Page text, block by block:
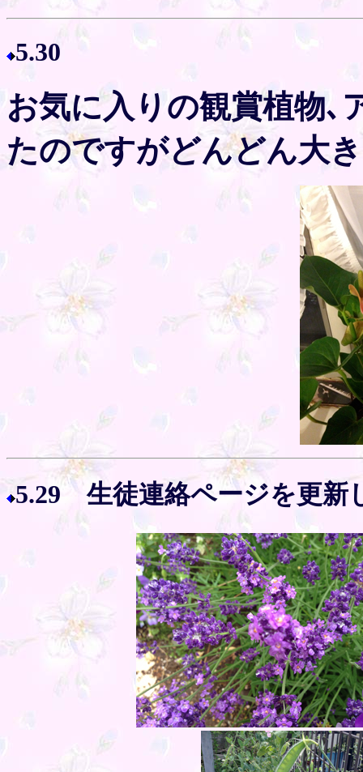
5.30
お気に入りの観賞植物､
たのですがどんどん大
5.29 生徒連絡ページを更新